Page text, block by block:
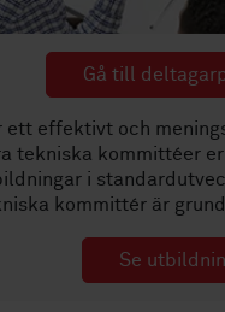
Gå till
ett effektivt och
tekniska kommittéer
i
kommittér är
Se